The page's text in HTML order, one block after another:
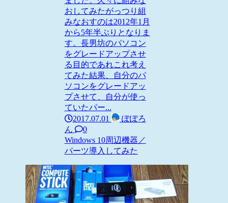
おしてみたがっつり組
みなおすのは2012年1月
から5年半ぶりとなりま
す。長男坊のパソコン
をグレードアップさせ
る目的であれこれ考え
てみた結果、自分のパ
ソコンをグレードアッ
プさせて、自分が使っ
ていたパー...
2017.07.01
ぽぽろ
ん
0
Windows 10周辺機器／
パーツ導入してみた